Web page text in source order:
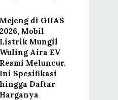
Mejeng di GIIAS
2026, Mobil
Listrik Mungil
Wuling Aira EV
Resmi Meluncur,
Ini Spesifikasi
hingga Daftar
Harganya